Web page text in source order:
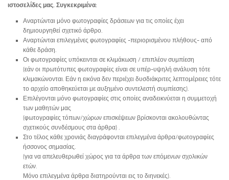
ιστοσελίδες μας. Συγκεκριμένα:
Αναρτώνται μόνο φωτογραφίες δράσεων για τις οποίες έχει
δημιουργηθεί σχετικό άρθρο.
Αναρτώνται επιλεγμένες φωτογραφίες -περιορισμένου πλήθους- από
κάθε δράση.
Οι φωτογραφίες υπόκεινται σε κλιμάκωση / επιπλέον συμπίεση
(εάν οι πρωτότυπες φωτογραφίες είναι σε υπέρ-υψηλή ανάλυση τότε
κλιμακώνονται. Εάν η εικόνα δεν περιέχει δυσδιάκριτες λεπτομέρειες τότε
το αρχείο αποθηκεύεται με αυξημένο συντελεστή συμπίεσης).
Επιλέγονται μόνο φωτογραφίες στις οποίες αναδεικνύεται η συμμετοχή
των μαθητών μας
(φωτογραφίες τόπων/χώρων επισκέψεων βρίσκονται ακολουθώντας
σχετικούς συνδέσμους στα άρθρα) .
Στο τέλος κάθε χρονιάς διαγράφονται επιλεγμένα άρθρα/φωτογραφίες
ήσσονος σημασίας.
(για να απελευθερωθεί χώρος για τα άρθρα των επόμενων σχολικών
ετών.
Μόνο επιλεγμένα άρθρα διατηρούνται εις το διηνεκές).